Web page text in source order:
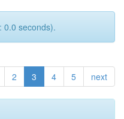
0.0 seconds).
2 3 4 5 next